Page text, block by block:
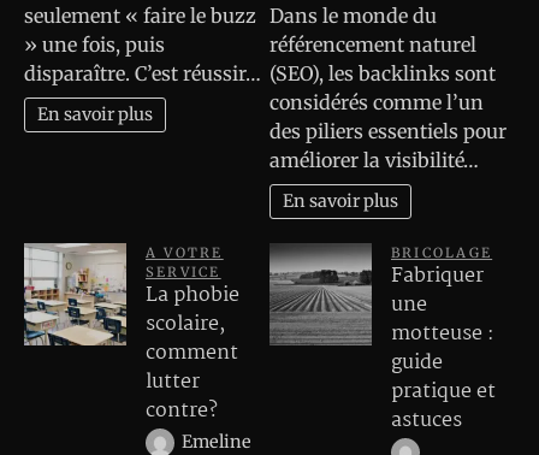
seulement « faire le buzz
» une fois, puis
disparaître. C’est réussir…
En savoir plus
Dans le monde du
référencement naturel
(SEO), les backlinks sont
considérés comme l’un
des piliers essentiels pour
améliorer la visibilité…
En savoir plus
A VOTRE
SERVICE
La phobie
scolaire,
comment
lutter
contre?
Emeline
BRICOLAGE
Fabriquer
une
motteuse :
guide
pratique et
astuces